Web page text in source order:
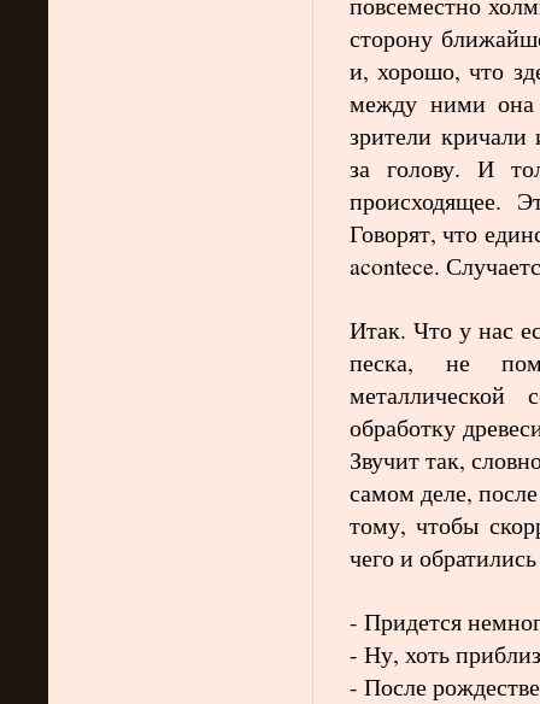
сторону
и, хорошо, что
между ними она
зрители кричали
за голову. И
происходящее.
Говорят, что
acontece.
Итак. Что у нас
песка, не
обработку
Звучит так,
самом деле,
тому, чтобы
чего и
- Придется
- Ну, хоть
- После